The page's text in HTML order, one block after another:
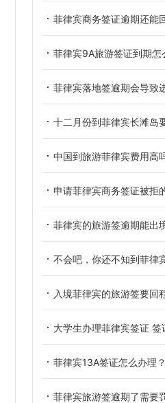
菲律宾商务签证逾期还能
菲律宾9A旅游签证到期怎
菲律宾落地签逾期会导致
十二月份到菲律宾长滩岛
中国到旅游菲律宾费用高
申请菲律宾商务签证被拒的原因
菲律宾的旅游签逾期能出
不会吧，你还不知到菲律
入境菲律宾的旅游签要回
大学生办理菲律宾签证 签
菲律宾13A签证怎么办理？
菲律宾旅游签逾期了需要